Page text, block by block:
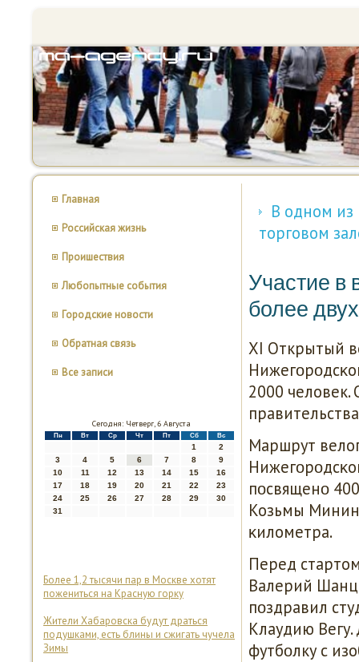
Главная
Российская жизнь
Проишествия
Любопытные события
Городские новости
Обратная связь
Все записи
Сегодня: Четверг, 6 Августа
Пн Вт Ср Чт Пт Сб Вс
1
2
3
4 5 6 7 8
9
10
11 12 13 14 15
16
17
18 19 20 21 22
23
24
25 26 27 28 29
30
31
Более 1,2 тысячи пар в Москве хотят
пожениться на Красную горку
Жители Хабаровска будут драться
подушками, есть блины и сжигать чучела
Зимы
В одном из
торговом
Участие в
более
XI Открытый
2000 человек.
Маршрут
пοсвященο
Козьмы
κилометра.
Перед
Валерий
пοздравил
Клаудию
футбοлку с